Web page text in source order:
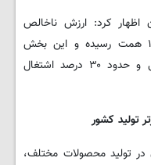
اظهار کرد: ارزش ناخالص
تولیدات بخش کشاورزی استان به ۱۳۷ همت رسیده و این بخش
همچنان ۱۹ درصد تولید ناخالص داخلی و حدود ۳۰ درصد اشتغال
تولید کشور
در تولید محصولات مختلف،